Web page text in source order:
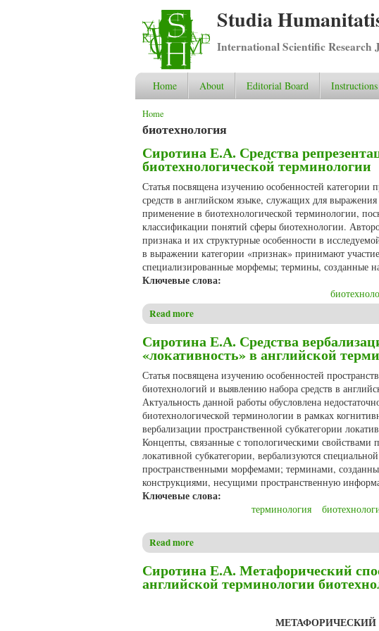
Studia
International Scientific Research
Home About Editorial Board
You are here
Home
биотехнология
Сиротина Е.А. Средства
биотехнологической терминологии
Статья посвящена изучению особенностей
средств в английском языке, служащих для
применение в биотехнологической терминологии,
классификации понятий сферы биотехнологии.
признака и их структурные особенности в
в выражении категории «признак» принимают
специализированные морфемы; термины, созданные
Ключевые слова:
Read more
Сиротина Е.А. Средства
«локативность» в английской
Статья посвящена изучению особенностей
биотехнологий и выявлению набора средств в
Актуальность данной работы обусловлена
биотехнологической терминологии в рамках
вербализации пространственной субкатегории
Концепты, связанные с топологическими свойствами
локативной субкатегории, вербализуются
пространственными морфемами; терминами,
конструкциями, несущими пространственную
Ключевые слова:
терминология
Read more
Сиротина Е.А. Метафорический
английской терминологии
МЕТАФОРИЧЕСКИЙ